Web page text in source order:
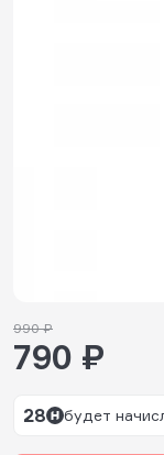
990 ₽
790 ₽
28 будет